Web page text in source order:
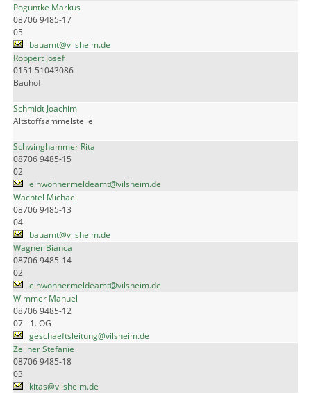
Poguntke Markus
08706 9485-17
05
bauamt@vilsheim.de
Roppert Josef
0151 51043086
Bauhof
Schmidt Joachim
Altstoffsammelstelle
Schwinghammer Rita
08706 9485-15
02
einwohnermeldeamt@vilsheim.de
Wachtel Michael
08706 9485-13
04
bauamt@vilsheim.de
Wagner Bianca
08706 9485-14
02
einwohnermeldeamt@vilsheim.de
Wimmer Manuel
08706 9485-12
07 - 1. OG
geschaeftsleitung@vilsheim.de
Zellner Stefanie
08706 9485-18
03
kitas@vilsheim.de